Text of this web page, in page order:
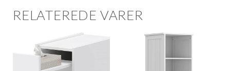
RELATEREDE VARER